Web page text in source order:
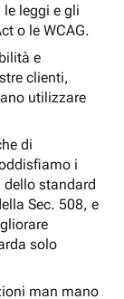
leggi e gli
o le WCAG.
e
clienti,
utilizzare
di
i
dello standard
Sec. 508, e
solo
man mano